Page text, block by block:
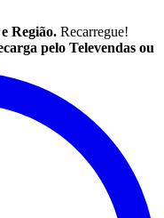
Região. Recarregue!
pelo Televendas ou